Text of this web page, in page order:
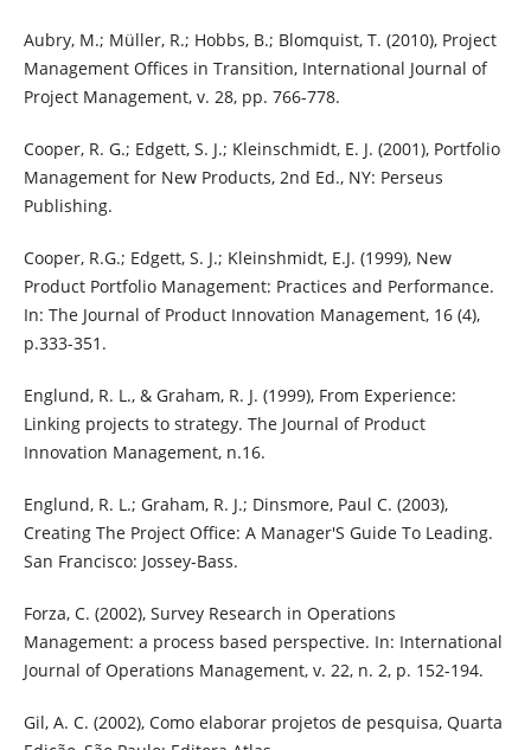
Aubry, M.; Müller, R.; Hobbs, B.; Blomquist, T. (2010), Project
Management Offices in Transition, International Journal of
Project Management, v. 28, pp. 766-778.
Cooper, R. G.; Edgett, S. J.; Kleinschmidt, E. J. (2001), Portfolio
Management for New Products, 2nd Ed., NY: Perseus
Publishing.
Cooper, R.G.; Edgett, S. J.; Kleinshmidt, E.J. (1999), New
Product Portfolio Management: Practices and Performance.
In: The Journal of Product Innovation Management, 16 (4),
p.333-351.
Englund, R. L., & Graham, R. J. (1999), From Experience:
Linking projects to strategy. The Journal of Product
Innovation Management, n.16.
Englund, R. L.; Graham, R. J.; Dinsmore, Paul C. (2003),
Creating The Project Office: A Manager'S Guide To Leading.
San Francisco: Jossey-Bass.
Forza, C. (2002), Survey Research in Operations
Management: a process based perspective. In: International
Journal of Operations Management, v. 22, n. 2, p. 152-194.
Gil, A. C. (2002), Como elaborar projetos de pesquisa, Quarta